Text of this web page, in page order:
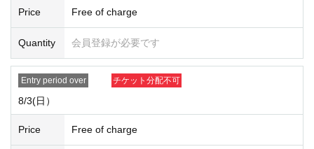
ノベルティはご当選者様分のみの配布となります。
いかなる場合でも購入チケットの再発行はいたしません。
入場は不可となります。
Price Free of charge
Quantity 会員登録が必要です
Entry period over チケット分配不可
8/3(日）
Price Free of charge